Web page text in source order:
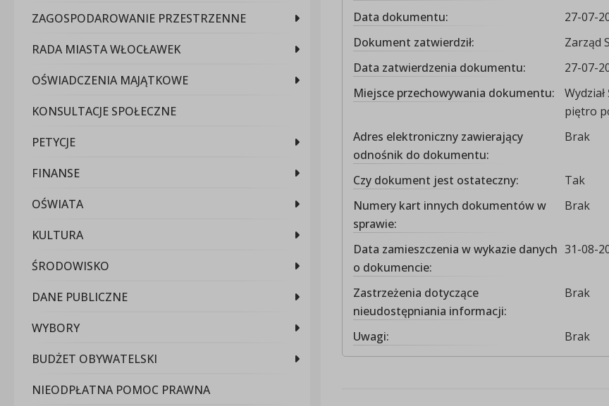
ZAGOSPODAROWANIE PRZESTRZENNE
RADA MIASTA WŁOCŁAWEK
OŚWIADCZENIA MAJĄTKOWE
KONSULTACJE SPOŁECZNE
PETYCJE
FINANSE
OŚWIATA
KULTURA
ŚRODOWISKO
DANE PUBLICZNE
WYBORY
BUDŻET OBYWATELSKI
NIEODPŁATNA POMOC PRAWNA
Data dokumentu:
27-07-
Dokument zatwierdził:
Zarząd
Data zatwierdzenia dokumentu:
27-07-
Miejsce przechowywania dokumentu:
piętro
Adres elektroniczny zawierający
odnośnik do dokumentu:
Brak
Czy dokument jest ostateczny:
Tak
Numery kart innych dokumentów w
sprawie:
Brak
Data zamieszczenia w wykazie danych
o dokumencie:
31-08-
Zastrzeżenia dotyczące
nieudostępniania informacji:
Brak
Uwagi: Brak